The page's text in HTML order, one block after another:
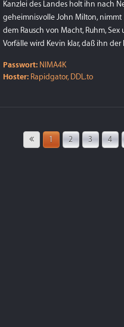
Kanzlei des Landes holt ihn nach
geheimnisvolle John Milton,
dem Rausch von Macht, Ruhm,
Vorfälle wird Kevin klar, daß ihn
Passwort: NIMA4K
Hoster: Rapidgator, DDL.to
1 2 3 4